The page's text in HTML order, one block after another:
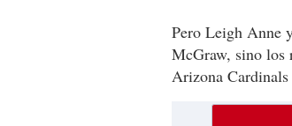
Pero Leigh Anne
McGraw, sino los
Arizona